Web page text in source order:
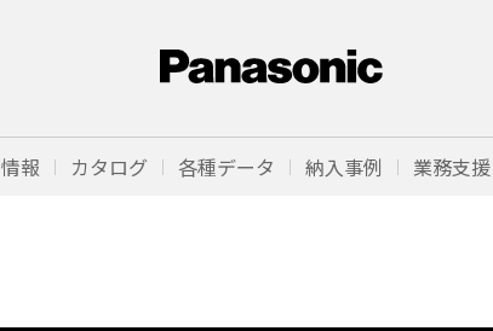
報 カタログ 各種データ 納入事例 業務支援